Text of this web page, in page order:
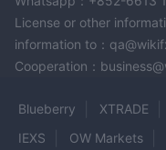
License or other
information to：
Cooperation：
Blueberry XTRADE
IEXS
OW Markets